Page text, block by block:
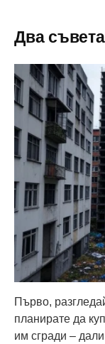
Два
Първо,
планирате да
им сгради –